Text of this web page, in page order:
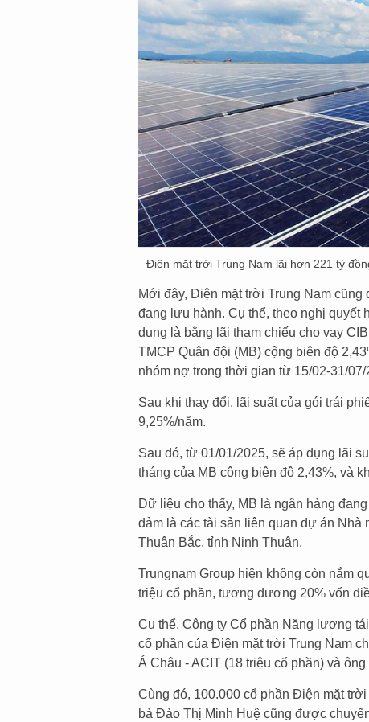
Điện mặt trời Trung Nam lãi hơn 221 tỷ
Mới đây, Điện mặt trời Trung Nam
đang lưu hành. Cụ thể, theo nghị quyết
dụng là bằng lãi tham chiếu cho vay
TMCP Quân đội (MB) cộng biên độ
nhóm nợ trong thời gian từ 15/02-31/07/
Sau khi thay đổi, lãi suất của gói trái
9,25%/năm.
Sau đó, từ 01/01/2025, sẽ áp dụng lãi
tháng của MB cộng biên độ 2,43%, và
Dữ liệu cho thấy, MB là ngân hàng
đảm là các tài sản liên quan dự án Nhà
Thuận Bắc, tỉnh Ninh Thuận.
Trungnam Group hiện không còn nắm
triệu cổ phần, tương đương 20% vốn
Cụ thể, Công ty Cổ phần Năng lượng
cổ phần của Điện mặt trời Trung Nam
Á Châu - ACIT (18 triệu cổ phần) và
Cùng đó, 100.000 cổ phần Điện mặt
bà Đào Thị Minh Huệ cũng được